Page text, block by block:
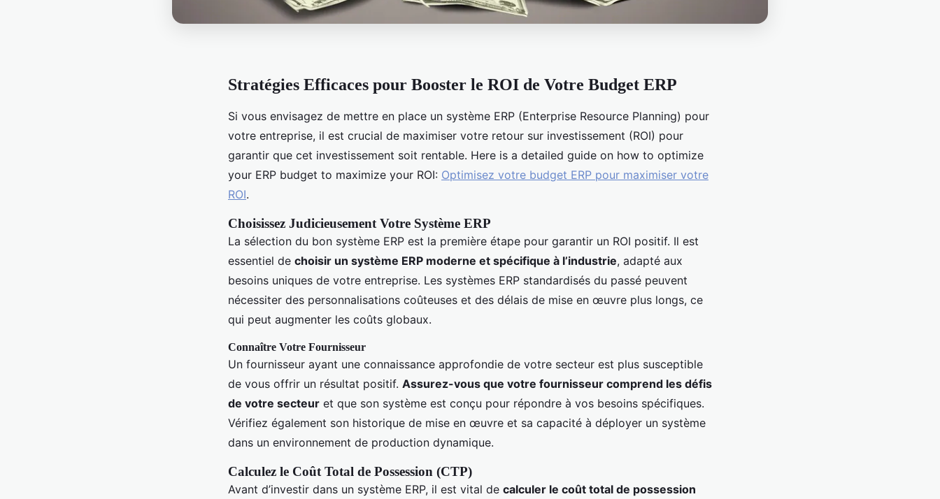
Stratégies Efficaces pour Booster le ROI de Votre Budget ERP
Si vous envisagez de mettre en place un système ERP (Enterprise Resource Planning) pour
votre entreprise, il est crucial de maximiser votre retour sur investissement (ROI) pour
garantir que cet investissement soit rentable. Here is a detailed guide on how to optimize
your ERP budget to maximize your ROI: Optimisez votre budget ERP pour maximiser votre
ROI.
Choisissez Judicieusement Votre Système ERP
La sélection du bon système ERP est la première étape pour garantir un ROI positif. Il est
essentiel de choisir un système ERP moderne et spécifique à l’industrie, adapté aux
besoins uniques de votre entreprise. Les systèmes ERP standardisés du passé peuvent
nécessiter des personnalisations coûteuses et des délais de mise en œuvre plus longs, ce
qui peut augmenter les coûts globaux.
Connaître Votre Fournisseur
Un fournisseur ayant une connaissance approfondie de votre secteur est plus susceptible
de vous offrir un résultat positif. Assurez-vous que votre fournisseur comprend les défis
de votre secteur et que son système est conçu pour répondre à vos besoins spécifiques.
Vérifiez également son historique de mise en œuvre et sa capacité à déployer un système
dans un environnement de production dynamique.
Calculez le Coût Total de Possession (CTP)
Avant d’investir dans un système ERP, il est vital de calculer le coût total de possession